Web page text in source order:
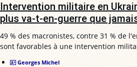
Intervention militaire en
plus va-t-en-guerre que
49 % des macronistes, contre 31 % de
sont favorables à une intervention
Georges Michel